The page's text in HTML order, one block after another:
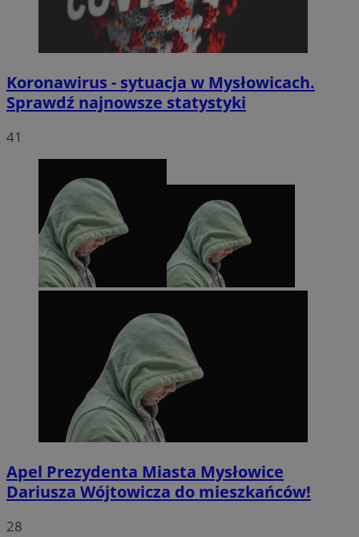
Koronawirus - sytuacja w Mysłowicach.
Sprawdź najnowsze statystyki
41
Apel Prezydenta Miasta Mysłowice
Dariusza Wójtowicza do mieszkańców!
28